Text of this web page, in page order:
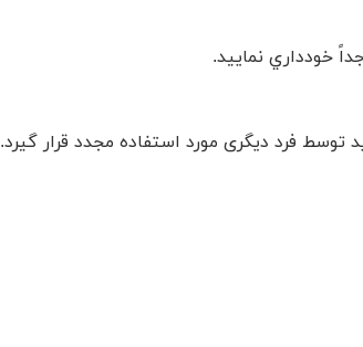
خودداري نماييد.
فرد دیگری مورد استفاده مجدد قرار گیرد.